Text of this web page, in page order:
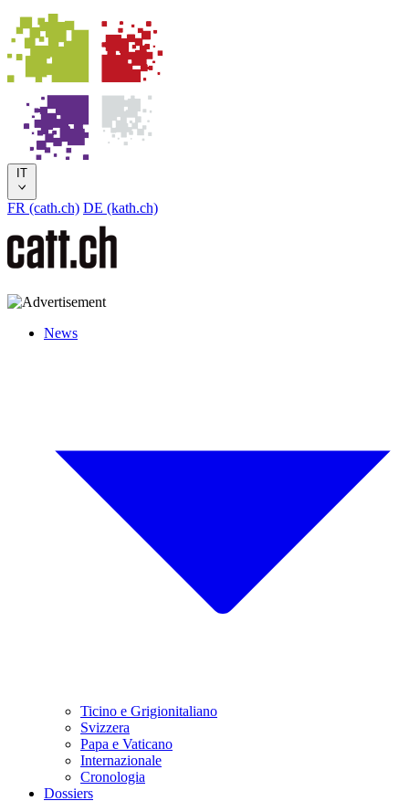
IT
FR (cath.ch) DE (kath.ch)
News
Ticino e Grigionitaliano
Svizzera
Papa e Vaticano
Internazionale
Cronologia
Dossiers